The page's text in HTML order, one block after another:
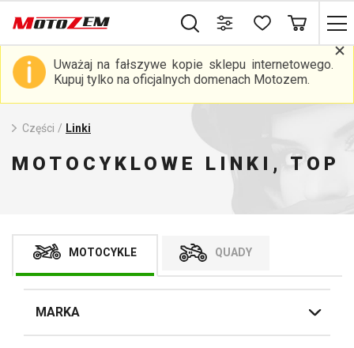
Uważaj na fałszywe kopie sklepu internetowego.
Kupuj tylko na oficjalnych domenach Motozem.
Części / Linki
MOTOCYKLOWE LINKI, TOP
MOTOCYKLE QUADY
MARKA